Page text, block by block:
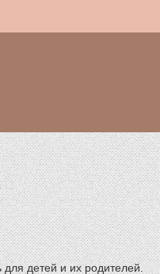
для детей и их родителей.